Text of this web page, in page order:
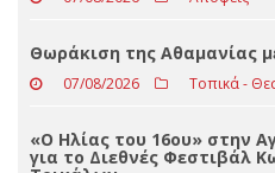
«Ο Ίων» του Ευριπίδη στα
Αυγούστου 2026 στο
Θωράκιση της Αθαμανίας